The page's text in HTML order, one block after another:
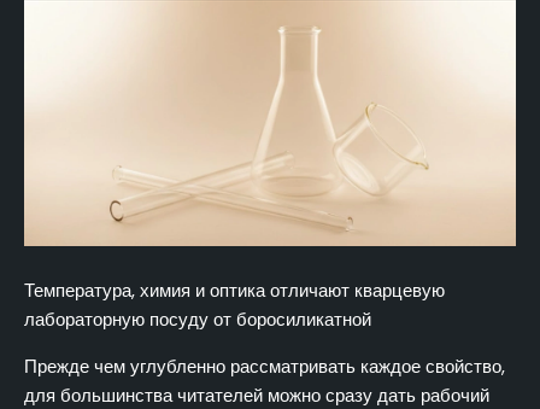
Температура, химия и оптика отличают кварцевую
лабораторную посуду от боросиликатной
Прежде чем углубленно рассматривать каждое свойство,
для большинства читателей можно сразу дать рабочий